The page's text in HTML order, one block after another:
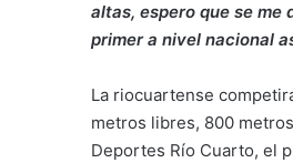
altas, espero que se me
primer a nivel nacional
La riocuartense
metros libres, 800
Deportes Río Cuarto, el